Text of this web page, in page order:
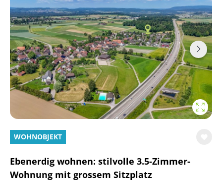
WOHNOBJEKT
Ebenerdig wohnen: stilvolle 3.5-Zimmer-
Wohnung mit grossem Sitzplatz